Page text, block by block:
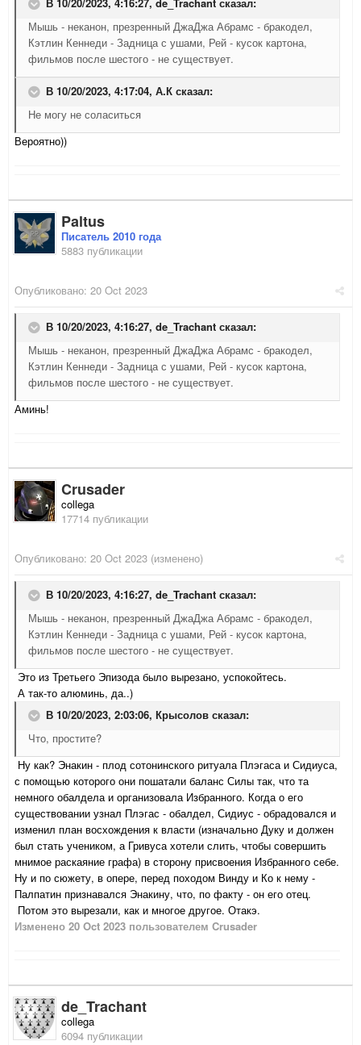
В 10/20/2023, 4:16:27, de_Trachant сказал:
Мышь - неканон, презренный ДжаДжа Абрамс - бракодел,
Кэтлин Кеннеди - Задница с ушами, Рей - кусок картона,
фильмов после шестого - не существует.
В 10/20/2023, 4:17:04, А.К сказал:
Не могу не соласиться
Вероятно))
Paltus
Писатель 2010 года
5883 публикации
Опубликовано: 20 Oct 2023
В 10/20/2023, 4:16:27, de_Trachant сказал:
Мышь - неканон, презренный ДжаДжа Абрамс - бракодел,
Кэтлин Кеннеди - Задница с ушами, Рей - кусок картона,
фильмов после шестого - не существует.
Аминь!
Crusader
collega
17714 публикации
Опубликовано: 20 Oct 2023 (изменено)
В 10/20/2023, 4:16:27, de_Trachant сказал:
Мышь - неканон, презренный ДжаДжа Абрамс - бракодел,
Кэтлин Кеннеди - Задница с ушами, Рей - кусок картона,
фильмов после шестого - не существует.
Это из Третьего Эпизода было вырезано, успокойтесь.
А так-то алюминь, да..)
В 10/20/2023, 2:03:06, Крысолов сказал:
Что, простите?
Ну как? Энакин - плод сотонинского ритуала Плэгаса и Сидиуса,
с помощью которого они пошатали баланс Силы так, что та
немного обалдела и организовала Избранного. Когда о его
существовании узнал Плэгас - обалдел, Сидиус - обрадовался и
изменил план восхождения к власти (изначально Дуку и должен
был стать учеником, а Гривуса хотели слить, чтобы совершить
мнимое раскаяние графа) в сторону присвоения Избранного себе.
Ну и по сюжету, в опере, перед походом Винду и Ко к нему -
Палпатин признавался Энакину, что, по факту - он его отец.
Потом это вырезали, как и многое другое. Отакэ.
Изменено 20 Oct 2023 пользователем Crusader
de_Trachant
collega
6094 публикации